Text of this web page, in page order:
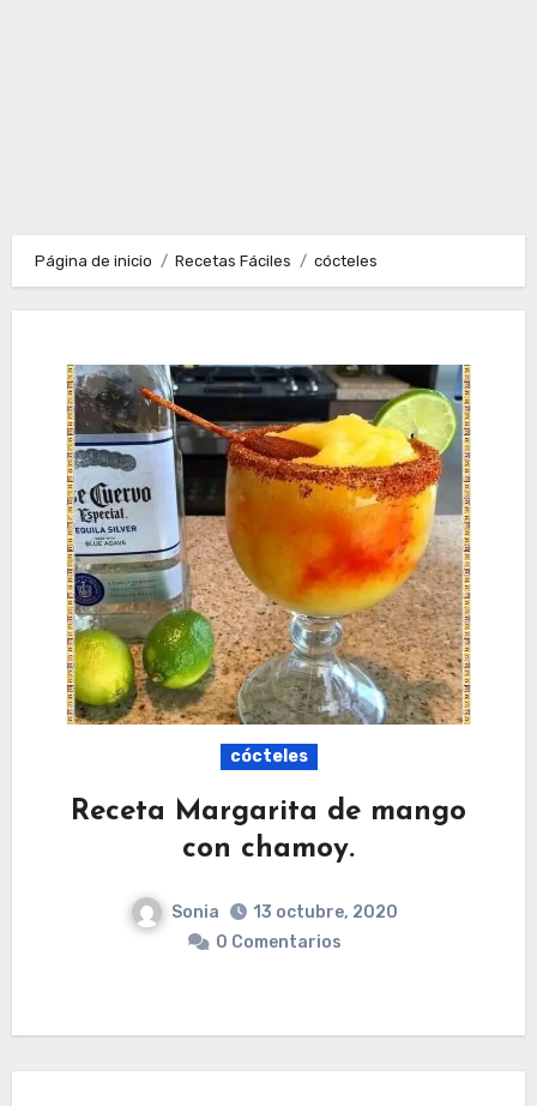
Página de inicio Recetas Fáciles cócteles
cócteles
Receta Margarita de mango
con chamoy.
Sonia
13 octubre, 2020
0 Comentarios